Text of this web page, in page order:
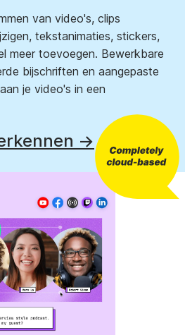
van video's, clips
tekstanimaties, stickers,
meer toevoegen. Bewerkbare
bijschriften en aangepaste
je video's in een
→